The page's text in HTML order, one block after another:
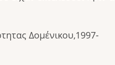
Δομένικου,1997-